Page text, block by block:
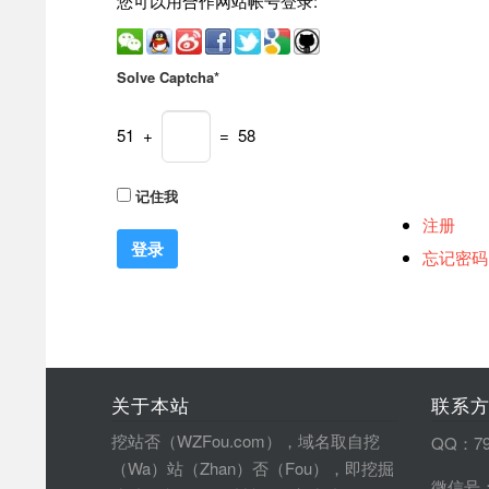
Solve Captcha*
51 + = 58
记住我
注册
忘记密码
关于本站
挖站否（WZFou.com），域名取自挖
（Wa）站（Zhan）否（Fou），即挖掘
联系
QQ：